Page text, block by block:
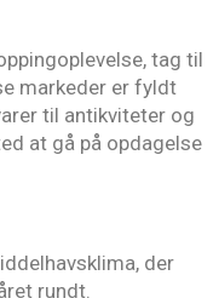
tag til
markeder er fyldt
til antikviteter og
at gå på opdagelse
der
rundt.